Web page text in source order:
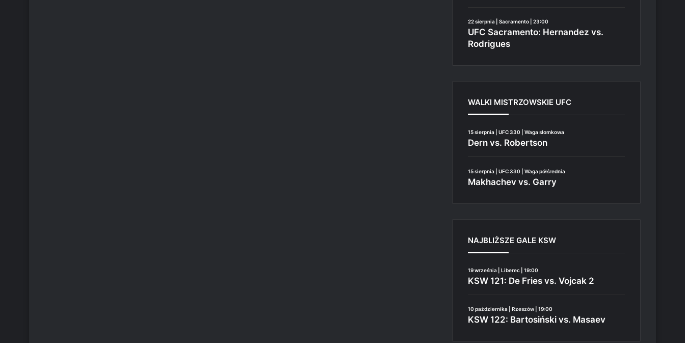
22 sierpnia | Sacramento | 23:00
UFC Sacramento: Hernandez vs.
Rodrigues
WALKI MISTRZOWSKIE UFC
15 sierpnia | UFC 330 | Waga słomkowa
Dern vs. Robertson
15 sierpnia | UFC 330 | Waga półśrednia
Makhachev vs. Garry
NAJBLIŻSZE GALE KSW
19 września | Liberec | 19:00
KSW 121: De Fries vs. Vojcak 2
10 października | Rzeszów | 19:00
KSW 122: Bartosiński vs. Masaev